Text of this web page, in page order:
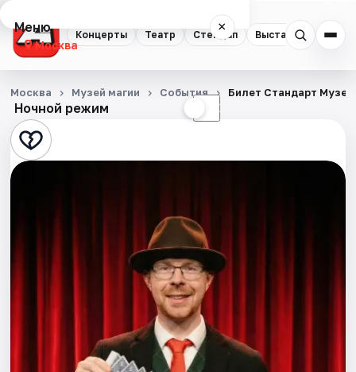
Концерты Театр Стендап Выставки
Меню ×
Москва
Концерты
Театр
Стендап
Ночной режим ☾
Москва Музей магии События Билет Стандарт Музей